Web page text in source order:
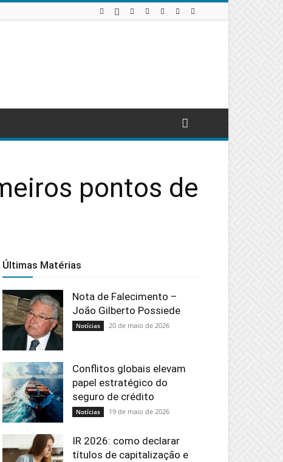
pontos de
Últimas Matérias
Nota de Falecimento –
João Gilberto Possiede
Notícias 20 de maio de 2026
Conflitos globais elevam
papel estratégico do
seguro de crédito
Notícias 19 de maio de 2026
IR 2026: como declarar
títulos de capitalização e